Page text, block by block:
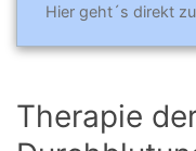
Hier geht´s direkt
Therapie